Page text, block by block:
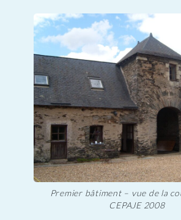
Premier bâtiment – vue de la
CEPAJE 2008